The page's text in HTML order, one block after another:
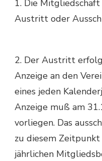
1. Die
Austritt oder
2. Der Austritt
Anzeige an den
eines jeden
Anzeige muß am
vorliegen. Das
zu diesem
jährlichen